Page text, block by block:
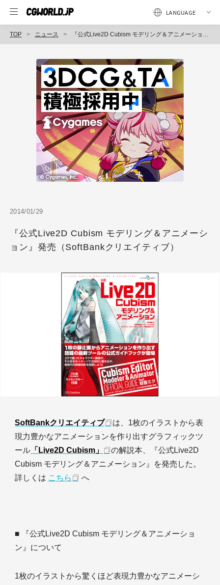
TOP ニュース 『公式Live2D Cubism モデリング＆アニメーション』発売（SoftBankクリエイティブ）
2014/01/29
『公式Live2D Cubism モデリング＆アニメーシ
ョン』発売（SoftBankクリエイティブ）
SoftBankクリエイティブ
は、1枚のイラストから表
現力豊かなアニメーションを作り出すグラフィックツ
ール 「Live2D Cubism」
の解説本、『公式Live2D
Cubism モデリング＆アニメーション』を発売した。
詳しくは こちら へ
■ 『公式Live2D Cubism モデリング＆アニメーショ
ン』について
1枚のイラストから驚くほど表現力豊かなアニメーシ